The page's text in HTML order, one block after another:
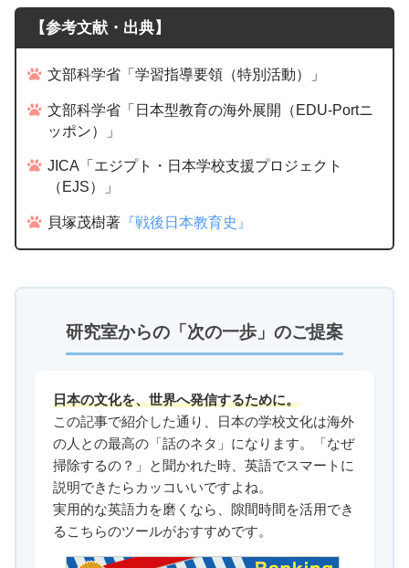
【参考文献・出典】
文部科学省「学習指導要領（特別活動）」
文部科学省「日本型教育の海外展開（EDU-Portニ
ッポン）」
JICA「エジプト・日本学校支援プロジェクト
（EJS）」
貝塚茂樹著 『戦後日本教育史』
研究室からの「次の一歩」のご提案
日本の文化を、世界へ発信するために。
この記事で紹介した通り、日本の学校文化は海外
の人との最高の「話のネタ」になります。「なぜ
掃除するの？」と聞かれた時、英語でスマートに
説明できたらカッコいいですよね。
実用的な英語力を磨くなら、隙間時間を活用でき
るこちらのツールがおすすめです。